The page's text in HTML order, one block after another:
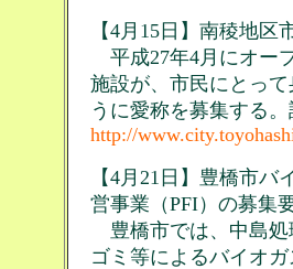
【4月15日】南稜地
平成27年4月にオー
施設が、市民にとっ
うに愛称を募集する
http://
【4月21日】豊橋市
営事業（PFI）の募集
豊橋市では、中島処
ゴミ等によるバイオ